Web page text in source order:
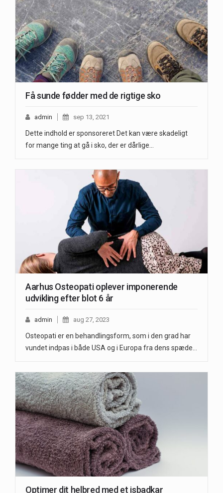
Få sunde fødder med de rigtige sko
admin sep 13, 2021
Dette indhold er sponsoreret Det kan være skadeligt
for mange ting at gå i sko, der er dårlige…
Aarhus Osteopati oplever imponerende
udvikling efter blot 6 år
admin aug 27, 2023
Osteopati er en behandlingsform, som i den grad har
vundet indpas i både USA og i Europa fra dens spæde…
Optimer dit helbred med et isbadkar